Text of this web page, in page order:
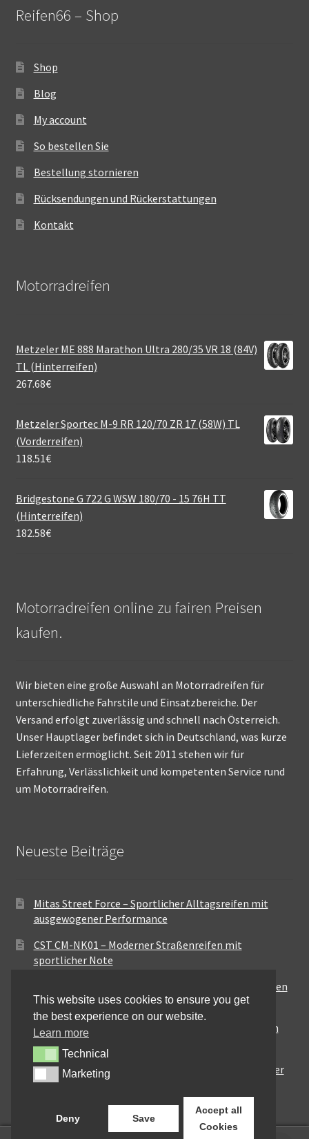
Reifen66 – Shop
Shop
Blog
My account
So bestellen Sie
Bestellung stornieren
Rücksendungen und Rückerstattungen
Kontakt
Motorradreifen
Metzeler ME 888 Marathon Ultra 280/35 VR 18 (84V)
TL (Hinterreifen)
267.68€
Metzeler Sportec M-9 RR 120/70 ZR 17 (58W) TL
(Vorderreifen)
118.51€
Bridgestone G 722 G WSW 180/70 - 15 76H TT
(Hinterreifen)
182.58€
Motorradreifen online zu fairen Preisen
kaufen.
Wir bieten eine große Auswahl an Motorradreifen für
unterschiedliche Fahrstile und Einsatzbereiche. Der
Versand erfolgt zuverlässig und schnell nach Österreich.
Unser Hauptlager befindet sich in Deutschland, was kurze
Lieferzeiten ermöglicht. Seit 2011 stehen wir für
Erfahrung, Verlässlichkeit und kompetenten Service rund
um Motorradreifen.
Neueste Beiträge
Mitas Street Force – Sportlicher Alltagsreifen mit
ausgewogener Performance
CST CM-NK01 – Moderner Straßenreifen mit
sportlicher Note
Maxxis MA-ST3 – Ausgewogener Sport-Touring-Reifen
für vielseitige Einsätze
Pirelli City Demon – Zuverlässigkeit für den urbanen
Alltag
Metzeler Perfect ME77 – Klassische Optik mit solider
Straßenperformance
This website uses cookies to ensure you get
the best experience on our website.
Learn more
TechnicalTechnical
MarketingMarketing
Deny Save
Accept all
Cookies